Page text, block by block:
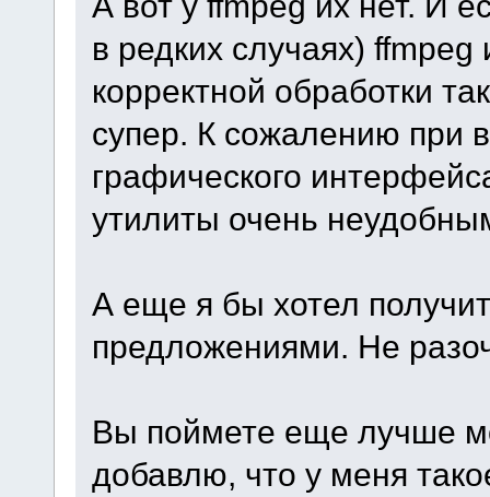
в редких случаях)
корректной обработки
супер. К сожалению при
графического
утилиты очень
А еще я бы хотел
предложениями. Не
Вы поймете еще лучше
добавлю, что у меня